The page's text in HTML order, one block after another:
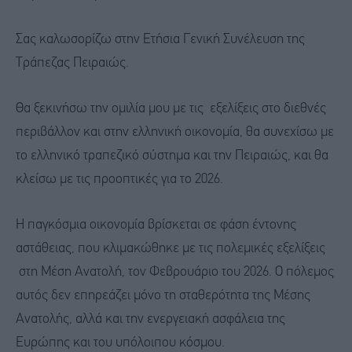
Σας καλωσορίζω στην Ετήσια Γενική Συνέλευση της
Τράπεζας Πειραιώς.
Θα ξεκινήσω την ομιλία μου με τις εξελίξεις στο διεθνές
περιβάλλον και στην ελληνική οικονομία, θα συνεχίσω με
το ελληνικό τραπεζικό σύστημα και την Πειραιώς, και θα
κλείσω με τις προοπτικές για το 2026.
Η παγκόσμια οικονομία βρίσκεται σε φάση έντονης
αστάθειας, που κλιμακώθηκε με τις πολεμικές εξελίξεις
στη Μέση Ανατολή, τον Φεβρουάριο του 2026. Ο πόλεμος
αυτός δεν επηρεάζει μόνο τη σταθερότητα της Μέσης
Ανατολής, αλλά και την ενεργειακή ασφάλεια της
Ευρώπης και του υπόλοιπου κόσμου.